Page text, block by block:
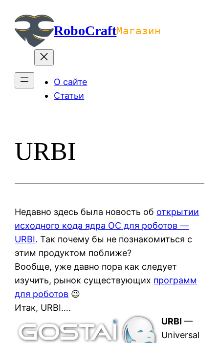
содержимомуRoboCraftМагазин
О сайте
Статьи
URBI
Недавно здесь была новость об открытии
исходного кода ядра ОС для роботов —
URBI. Так почему бы не познакомиться с
этим продуктом поближе?
Вообще, уже давно пора как следует
изучить, рынок существующих программ
для роботов 😉
Итак, URBI….
URBI—
Universal